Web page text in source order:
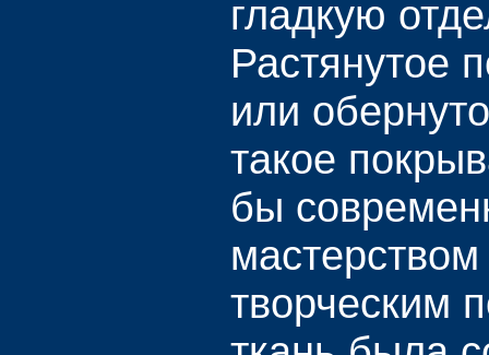
гладкую
Растянутое
или
такое
бы
творческим